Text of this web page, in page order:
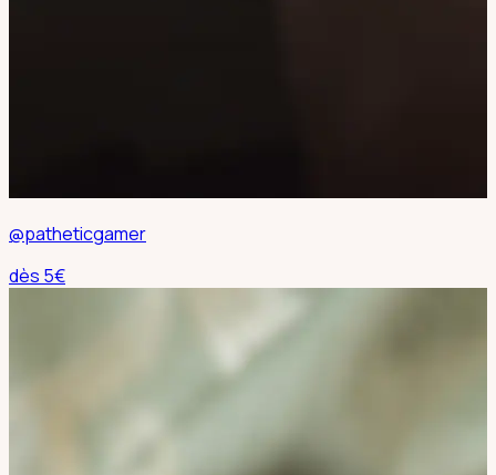
@patheticgamer
dès 5€